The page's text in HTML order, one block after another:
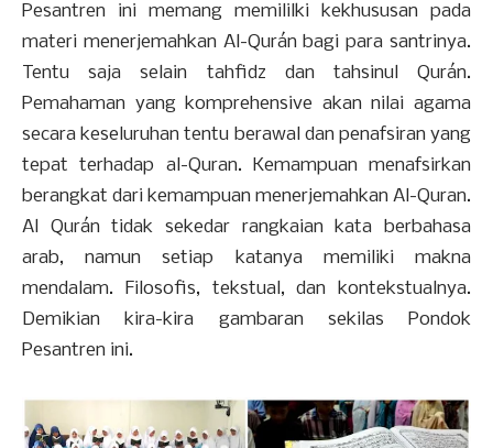
Pesantren ini memang memililki kekhususan pada
materi menerjemahkan Al-Qurán bagi para santrinya.
Tentu saja selain tahfidz dan tahsinul Qurán.
Pemahaman yang komprehensive akan nilai agama
secara keseluruhan tentu berawal dan penafsiran yang
tepat terhadap al-Quran. Kemampuan menafsirkan
berangkat dari kemampuan menerjemahkan Al-Quran.
Al Qurán tidak sekedar rangkaian kata berbahasa
arab, namun setiap katanya memiliki makna
mendalam. Filosofis, tekstual, dan kontekstualnya.
Demikian kira-kira gambaran sekilas Pondok
Pesantren ini.